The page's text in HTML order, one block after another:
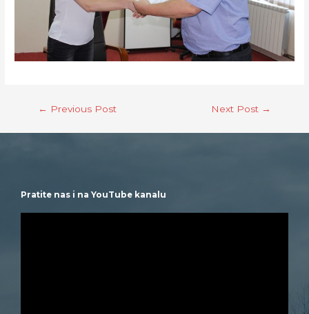
← Previous Post Next Post →
Pratite nas i na YouTube kanalu